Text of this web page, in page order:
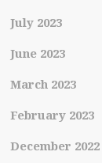
July 2023
June 2023
March 2023
February 2023
December 2022